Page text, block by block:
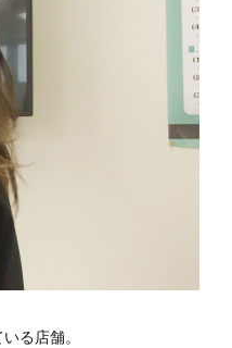
る店舗。